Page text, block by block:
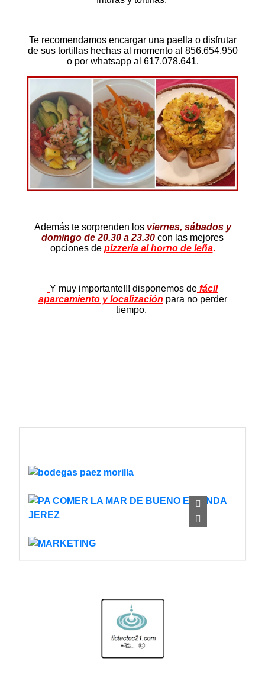
Te recomendamos encargar una paella o disfrutar
de sus tortillas hechas al momento al 856.654.950
o por whatsapp al 617.078.641.
Además te sorprenden los viernes, sábados y
domingo de 20.30 a 23.30 con las mejores
opciones de pizzería al horno de leña.
Y muy importante!!! disponemos de fácil
aparcamiento y localización para no perder
tiempo.